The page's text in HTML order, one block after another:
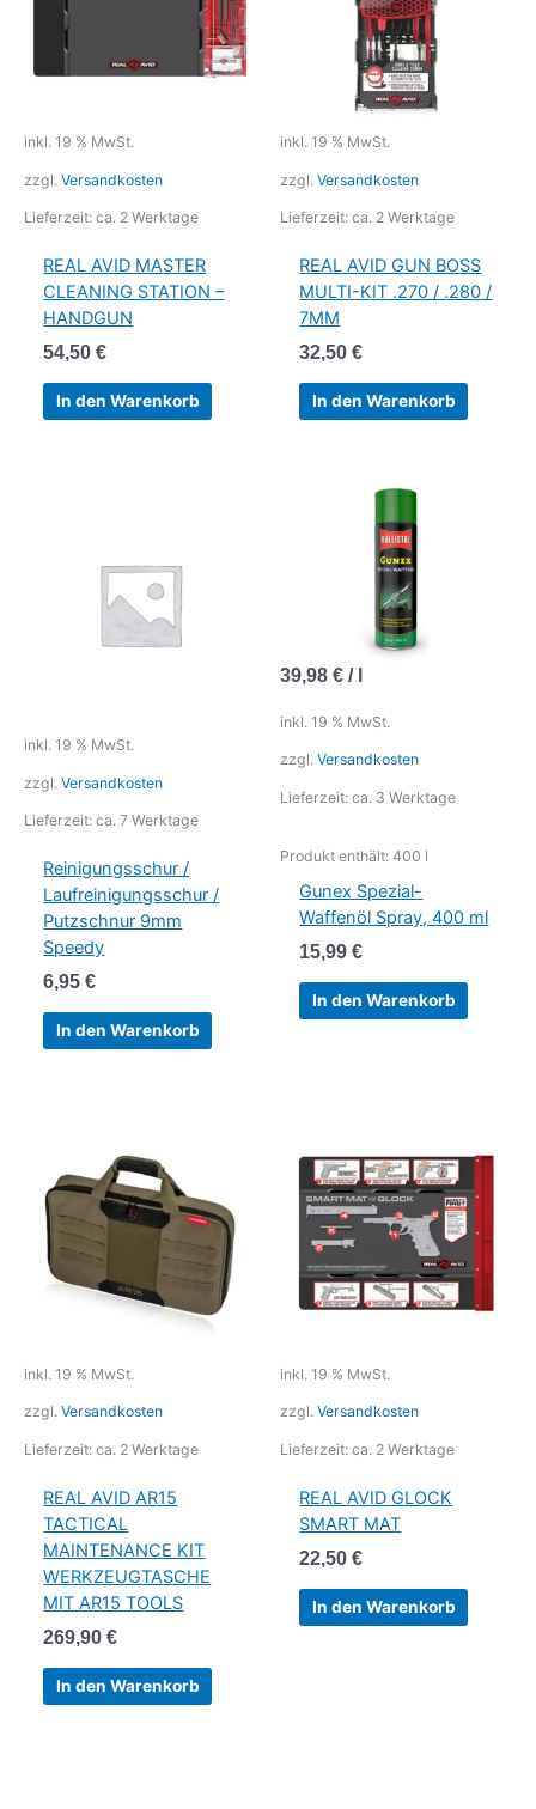
inkl. 19 % MwSt.
zzgl. Versandkosten
Lieferzeit: ca. 2 Werktage
REAL AVID MASTER
CLEANING STATION –
HANDGUN
54,50€
In den Warenkorb
inkl. 19 % MwSt.
zzgl. Versandkosten
Lieferzeit: ca. 2 Werktage
REAL AVID GUN BOSS
MULTI-KIT .270 / .280 /
7MM
32,50€
In den Warenkorb
inkl. 19 % MwSt.
zzgl. Versandkosten
Lieferzeit: ca. 7 Werktage
Reinigungsschur /
Laufreinigungsschur /
Putzschnur 9mm
Speedy
6,95€
In den Warenkorb
39,98 € / l
inkl. 19 % MwSt.
zzgl. Versandkosten
Lieferzeit: ca. 3 Werktage
Produkt enthält: 400 l
Gunex Spezial-
Waffenöl Spray, 400 ml
15,99€
In den Warenkorb
inkl. 19 % MwSt.
zzgl. Versandkosten
Lieferzeit: ca. 2 Werktage
REAL AVID AR15
TACTICAL
MAINTENANCE KIT
WERKZEUGTASCHE
MIT AR15 TOOLS
269,90€
In den Warenkorb
inkl. 19 % MwSt.
zzgl. Versandkosten
Lieferzeit: ca. 2 Werktage
REAL AVID GLOCK
SMART MAT
22,50€
In den Warenkorb